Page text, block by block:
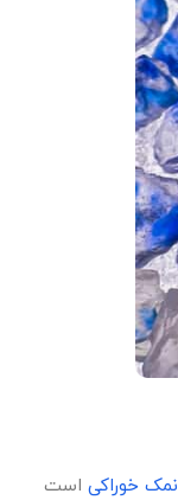
نمک خوراکی است